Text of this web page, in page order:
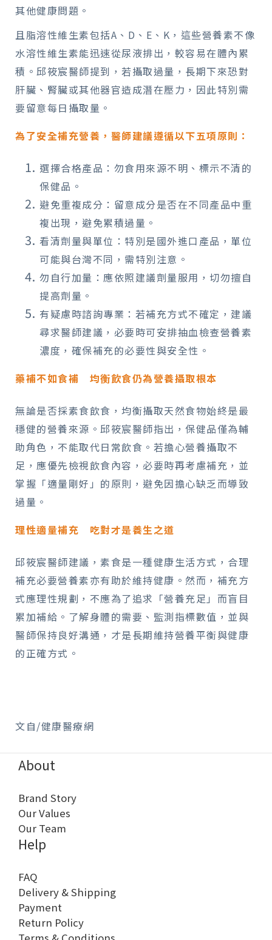
其他健康問題。
且脂溶性維生素包括A、D、E、K，這些營養素不像
水溶性維生素能迅速從尿液排出，較容易在體內累
積。邱筱宸醫師提到，若攝取過量，長期下來恐對
肝臟、腎臟或其他器官造成潛在壓力，因此特別需
要留意每日攝取量。
為了安全補充營養，醫師建議遵循以下五項原則：
選擇合格產品：勿食用來源不明、標示不清的
保健品。
避免重複成分：留意成分是否在不同產品中重
複出現，避免累積過量。
看清劑量與單位：特別是國外進口產品，單位
可能與台灣不同，需特別注意。
勿自行加量：應依照建議劑量服用，切勿擅自
提高劑量。
有疑慮時諮詢專業：若補充方式不確定，建議
尋求醫師建議，必要時可安排抽血檢查營養素
濃度，確保補充的必要性與安全性。
藥補不如食補 均衡飲食仍為營養攝取根本
無論是否採素食飲食，均衡攝取天然食物始終是最
穩健的營養來源。邱筱宸醫師指出，保健品僅為輔
助角色，不能取代日常飲食。若擔心營養攝取不
足，應優先檢視飲食內容，必要時再考慮補充，並
掌握「適量剛好」的原則，避免因擔心缺乏而導致
過量。
理性適量補充 吃對才是養生之道
邱筱宸醫師建議，素食是一種健康生活方式，合理
補充必要營養素亦有助於維持健康。然而，補充方
式應理性規劃，不應為了追求「營養充足」而盲目
累加補給。了解身體的需要、監測指標數值，並與
醫師保持良好溝通，才是長期維持營養平衡與健康
的正確方式。
文自/健康醫療網
About
Brand Story
Our Values
Our Team
Help
FAQ
Delivery & Shipping
Payment
Return Policy